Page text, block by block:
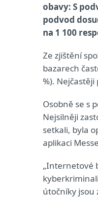
obavy: S
podvod
na 1 100
Ze zjištění
bazarech
%).
Osobně se s
Nejsilněji
setkali, byla
aplikaci
„Internetové
útočníky jsou